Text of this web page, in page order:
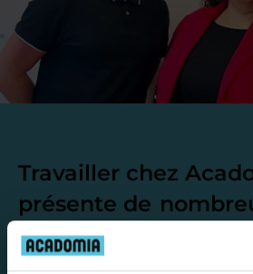
Travailler chez
présente de
avantages